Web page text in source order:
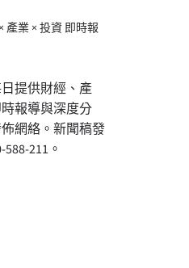
產業 × 投資 即時報
提供財經、產
報導與深度分
網絡。新聞稿發
211。